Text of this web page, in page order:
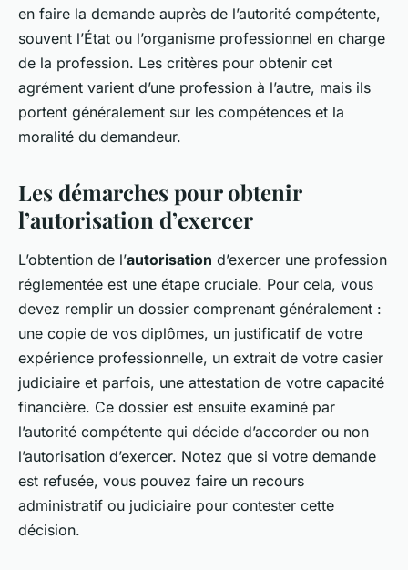
en faire la demande auprès de l’autorité compétente,
souvent l’État ou l’organisme professionnel en charge
de la profession. Les critères pour obtenir cet
agrément varient d’une profession à l’autre, mais ils
portent généralement sur les compétences et la
moralité du demandeur.
Les démarches pour obtenir
l’autorisation d’exercer
L’obtention de l’autorisation d’exercer une profession
réglementée est une étape cruciale. Pour cela, vous
devez remplir un dossier comprenant généralement :
une copie de vos diplômes, un justificatif de votre
expérience professionnelle, un extrait de votre casier
judiciaire et parfois, une attestation de votre capacité
financière. Ce dossier est ensuite examiné par
l’autorité compétente qui décide d’accorder ou non
l’autorisation d’exercer. Notez que si votre demande
est refusée, vous pouvez faire un recours
administratif ou judiciaire pour contester cette
décision.